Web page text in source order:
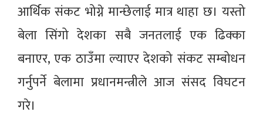
आर्थिक संकट भोग्ने मान्छेलाई मात्र थाहा छ। यस्तो
बेला सिंगो देशका सबै जनतलाई एक ढिक्का
बनाएर, एक ठाउँमा ल्याएर देशको संकट सम्बोधन
गर्नुपर्ने बेलामा प्रधानमन्त्रीले आज संसद विघटन
गरे।